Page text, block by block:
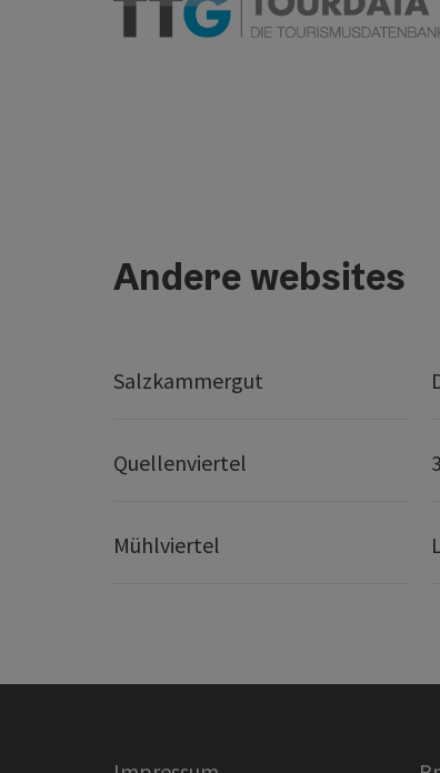
Andere websites
Salzkammergut
Quellenviertel
Mühlviertel